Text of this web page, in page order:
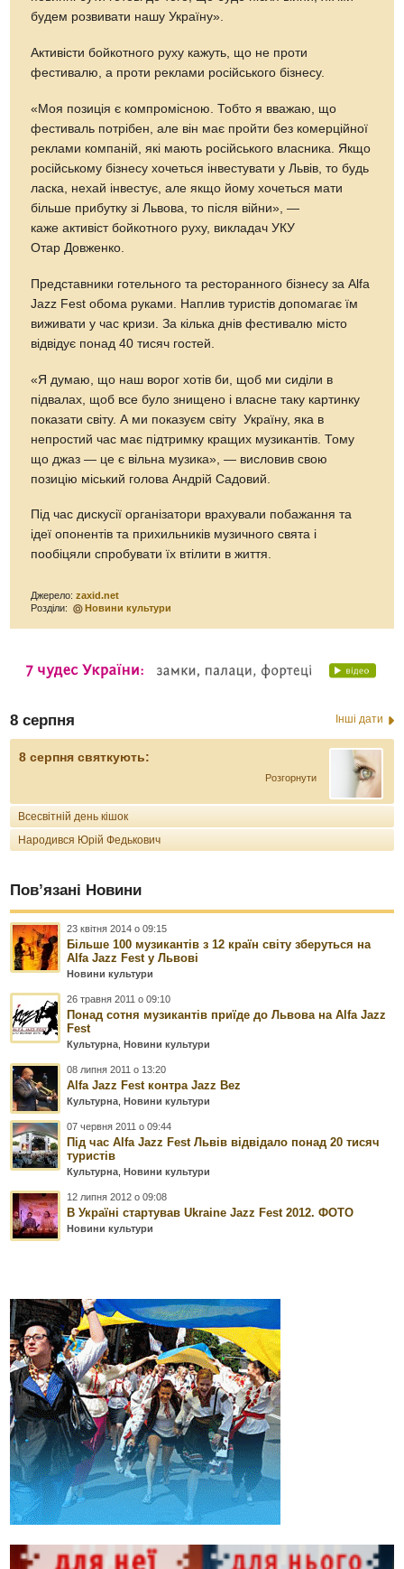
будем розвивати нашу Україну».
Активісти бойкотного руху кажуть, що не проти
фестивалю, а проти реклами російського бізнесу.
«Моя позиція є компромісною. Тобто я вважаю, що
фестиваль потрібен, але він має пройти без комерційної
реклами компаній, які мають російського власника. Якщо
російському бізнесу хочеться інвестувати у Львів, то будь
ласка, нехай інвестує, але якщо йому хочеться мати
більше прибутку зі Львова, то після війни», —
каже активіст бойкотного руху, викладач УКУ
Отар Довженко.
Представники готельного та ресторанного бізнесу за Alfa
Jazz Fest обома руками. Наплив туристів допомагає їм
виживати у час кризи. За кілька днів фестивалю місто
відвідує понад 40 тисяч гостей.
«Я думаю, що наш ворог хотів би, щоб ми сиділи в
підвалах, щоб все було знищено і власне таку картинку
показати світу. А ми показуєм світу Україну, яка в
непростий час має підтримку кращих музикантів. Тому
що джаз — це є вільна музика», — висловив свою
позицію міський голова Андрій Садовий.
Під час дискусії організатори врахували побажання та
ідеї опонентів та прихильників музичного свята і
пообіцяли спробувати їх втілити в життя.
Джерело:zaxid.net
Розділи:
Новини культури
8 серпня Інші дати
8 серпня святкують:
Розгорнути
Всесвітній день кішок
Народився Юрій Федькович
Пов’язані Новини
23 квітня 2014 о 09:15
Більше 100 музикантів з 12 країн світу зберуться на
Alfa Jazz Fest у Львові
Новини культури
26 травня 2011 о 09:10
Понад сотня музикантів приїде до Львова на Alfa Jazz
Fest
Культурна ,Новини культури
08 липня 2011 о 13:20
Alfa Jazz Fest контра Jazz Bez
Культурна ,Новини культури
07 червня 2011 о 09:44
Під час Alfa Jazz Fest Львів відвідало понад 20 тисяч
туристів
Культурна ,Новини культури
12 липня 2012 о 09:08
В Україні стартував Ukraine Jazz Fest 2012. ФОТО
Новини культури